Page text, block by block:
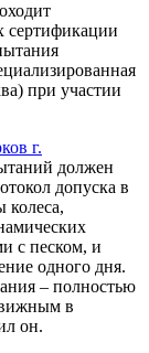
сертификации
при участии
г.
должен
допуска в
колеса,
с песком, и
одного дня.
– полностью
в
он.